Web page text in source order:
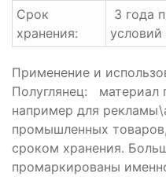
Срок
хранения:
3 года
условий
Применение и
Полуглянец: материал
например для
промышленных
сроком хранения.
промаркированы